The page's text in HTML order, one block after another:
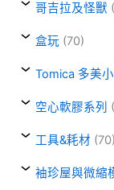
哥吉拉及怪獸
盒玩 (70)
Tomica 多美
空心軟膠系列
工具&耗材 (70)
袖珍屋與微縮